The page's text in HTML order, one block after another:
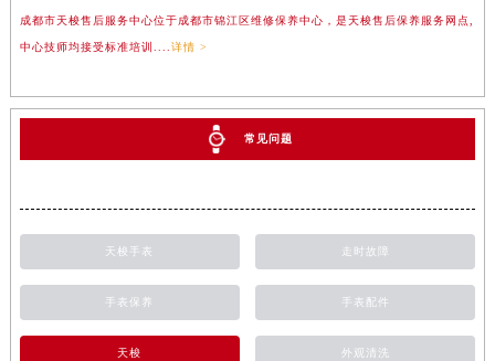
成都市天梭售后服务中心位于成都市锦江区维修保养中心，是天梭售后保养服务网点,
中心技师均接受标准培训.... 详情 >
常见问题
天梭手表 走时故障
手表保养 手表配件
天梭 外观清洗